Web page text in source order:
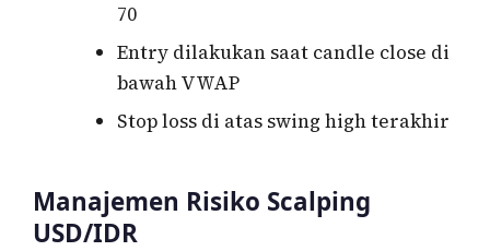
70
Entry dilakukan saat candle close di
bawah VWAP
Stop loss di atas swing high terakhir
Manajemen Risiko Scalping
USD/IDR